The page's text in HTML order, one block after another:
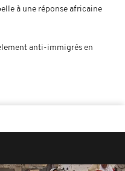
à une réponse africaine
anti-immigrés en